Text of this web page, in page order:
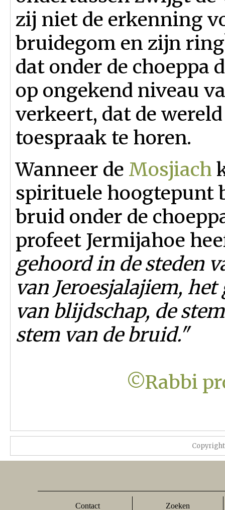
zij niet de erkenning
bruidegom en zijn
dat onder de choeppa
op ongekend niveau
verkeert, dat de
toespraak te horen.
Wanneer de Mosjiach
spirituele hoogtepunt
bruid onder de
profeet Jermijahoe
gehoord in de steden
van Jeroesjalajiem,
van blijdschap, de
stem van de bruid."
©Rabbi
Contact Zoeken